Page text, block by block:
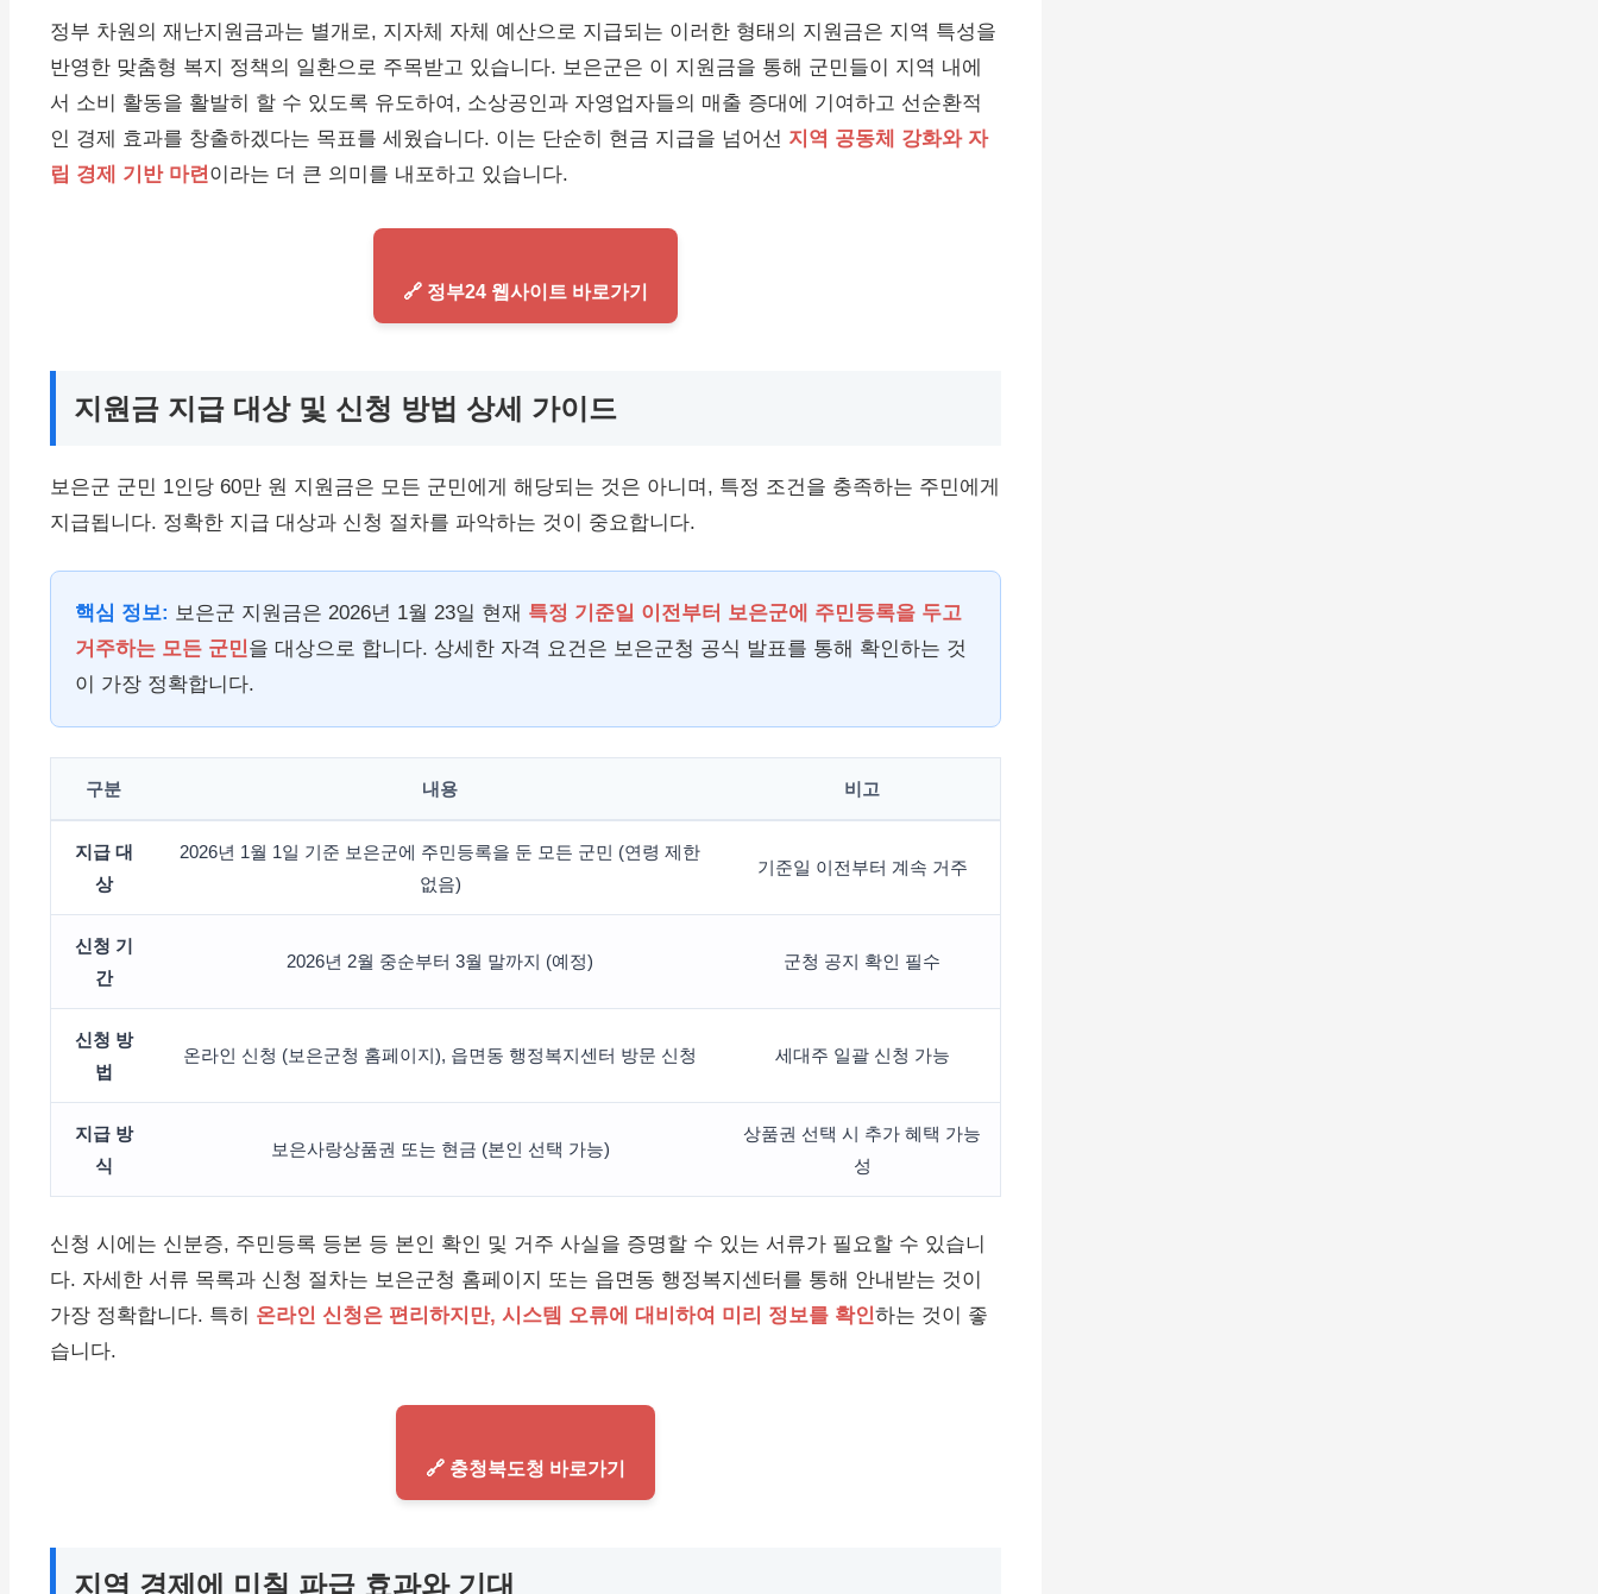
정부 차원의 재난지원금과는 별개로, 지자체 자체 예산으로 지급되는 이러한 형태의 지원금은 지역 특성을
반영한 맞춤형 복지 정책의 일환으로 주목받고 있습니다. 보은군은 이 지원금을 통해 군민들이 지역 내에
서 소비 활동을 활발히 할 수 있도록 유도하여, 소상공인과 자영업자들의 매출 증대에 기여하고 선순환적
인 경제 효과를 창출하겠다는 목표를 세웠습니다. 이는 단순히 현금 지급을 넘어선 지역 공동체 강화와 자
립 경제 기반 마련 이라는 더 큰 의미를 내포하고 있습니다.
🔗 정부24 웹사이트 바로가기
지원금 지급 대상 및 신청 방법 상세 가이드
보은군 군민 1인당 60만 원 지원금은 모든 군민에게 해당되는 것은 아니며, 특정 조건을 충족하는 주민에게
지급됩니다. 정확한 지급 대상과 신청 절차를 파악하는 것이 중요합니다.
핵심 정보: 보은군 지원금은 2026년 1월 23일 현재 특정 기준일 이전부터 보은군에 주민등록을 두고
거주하는 모든 군민을 대상으로 합니다. 상세한 자격 요건은 보은군청 공식 발표를 통해 확인하는 것
이 가장 정확합니다.
구분 내용 비고
지급 대
상
2026년 1월 1일 기준 보은군에 주민등록을 둔 모든 군민 (연령 제한
없음)
기준일 이전부터 계속 거주
신청 기
간
2026년 2월 중순부터 3월 말까지 (예정) 군청 공지 확인 필수
신청 방
법
온라인 신청 (보은군청 홈페이지), 읍면동 행정복지센터 방문 신청 세대주 일괄 신청 가능
지급 방
식
보은사랑상품권 또는 현금 (본인 선택 가능)
상품권 선택 시 추가 혜택 가능
성
신청 시에는 신분증, 주민등록 등본 등 본인 확인 및 거주 사실을 증명할 수 있는 서류가 필요할 수 있습니
다. 자세한 서류 목록과 신청 절차는 보은군청 홈페이지 또는 읍면동 행정복지센터를 통해 안내받는 것이
가장 정확합니다. 특히 온라인 신청은 편리하지만, 시스템 오류에 대비하여 미리 정보를 확인하는 것이 좋
습니다.
🔗 충청북도청 바로가기
지역 경제에 미칠 파급 효과와 기대